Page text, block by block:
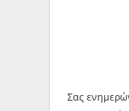
Σας